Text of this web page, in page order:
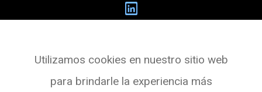
Pg. de Gràcia, 55,
Planta 3 Oficina 4
Utilizamos cookies en nuestro sitio web
para brindarle la experiencia más